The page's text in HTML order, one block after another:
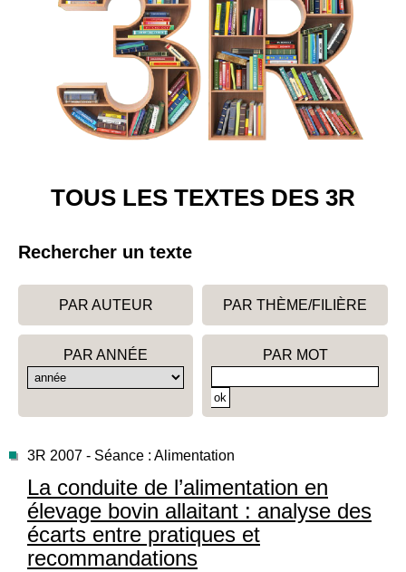
TOUS LES TEXTES DES 3R
Rechercher un texte
PAR AUTEUR PAR THÈME/FILIÈRE
PAR ANNÉE PAR MOT
3R 2007 - Séance : Alimentation
La conduite de l’alimentation en
élevage bovin allaitant : analyse des
écarts entre pratiques et
recommandations